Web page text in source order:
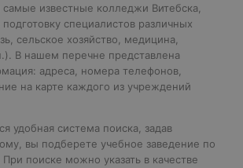
известные колледжи Витебска,
специалистов различных
сельское хозяйство, медицина,
В нашем перечне представлена
адреса, номера телефонов,
на карте каждого из учреждений
удобная система поиска, задав
вы подберете учебное заведение по
поиске можно указать в качестве